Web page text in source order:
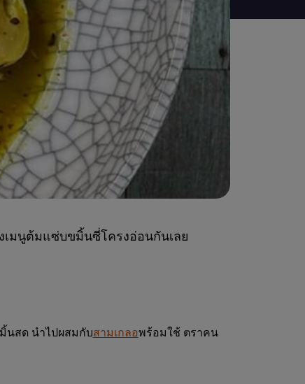
มนูต้มแซ่บขมิ้นซี่โครงอ่อนกันเลย
นสด นำไปผสมกับสามเกลอพร้อมใช้ ตราคน